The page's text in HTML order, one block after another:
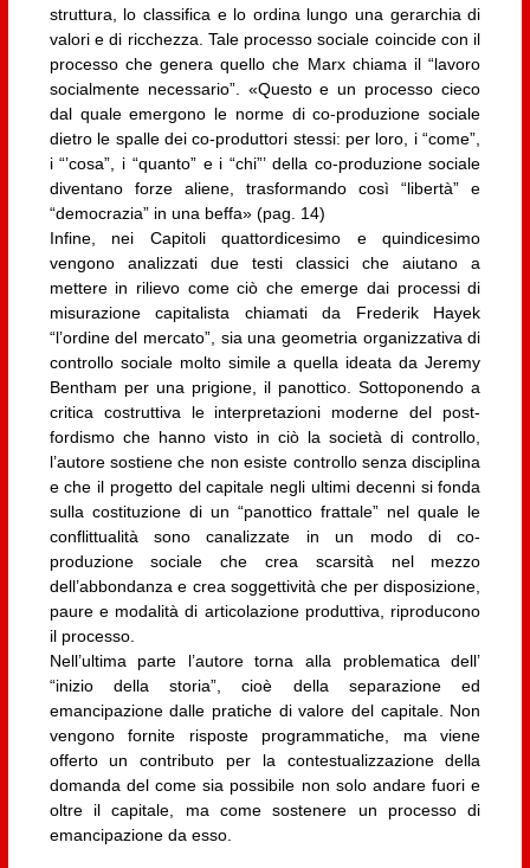
struttura, lo classifica e lo ordina lungo una gerarchia di
valori e di ricchezza. Tale processo sociale coincide con il
processo che genera quello che Marx chiama il “lavoro
socialmente necessario”. «Questo e un processo cieco
dal quale emergono le norme di co-produzione sociale
dietro le spalle dei co-produttori stessi: per loro, i “come”,
i “’cosa”, i “quanto” e i “chi”’ della co-produzione sociale
diventano forze aliene, trasformando così “libertà” e
“democrazia” in una beffa» (pag. 14)
Infine, nei Capitoli quattordicesimo e quindicesimo
vengono analizzati due testi classici che aiutano a
mettere in rilievo come ciò che emerge dai processi di
misurazione capitalista chiamati da Frederik Hayek
“l’ordine del mercato”, sia una geometria organizzativa di
controllo sociale molto simile a quella ideata da Jeremy
Bentham per una prigione, il panottico. Sottoponendo a
critica costruttiva le interpretazioni moderne del post-
fordismo che hanno visto in ciò la società di controllo,
l’autore sostiene che non esiste controllo senza disciplina
e che il progetto del capitale negli ultimi decenni si fonda
sulla costituzione di un “panottico frattale” nel quale le
conflittualità sono canalizzate in un modo di co-
produzione sociale che crea scarsità nel mezzo
dell’abbondanza e crea soggettività che per disposizione,
paure e modalità di articolazione produttiva, riproducono
il processo.
Nell’ultima parte l’autore torna alla problematica dell’
“inizio della storia”, cioè della separazione ed
emancipazione dalle pratiche di valore del capitale. Non
vengono fornite risposte programmatiche, ma viene
offerto un contributo per la contestualizzazione della
domanda del come sia possibile non solo andare fuori e
oltre il capitale, ma come sostenere un processo di
emancipazione da esso.